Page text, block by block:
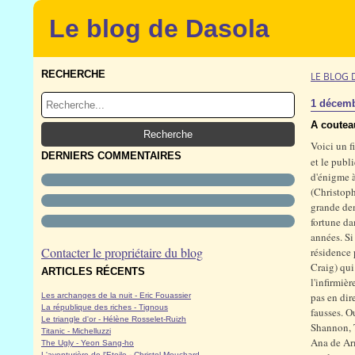
Le blog de Dasola
RECHERCHE
DERNIERS COMMENTAIRES
Contacter le propriétaire du blog
ARTICLES RÉCENTS
Les archanges de la nuit - Eric Fouassier
La république des riches - Tignous
Le triangle d'or - Hélène Rosselet-Ruizh
Titanic - Michelluzzi
The Ugly - Yeon Sang-ho
LE BLOG
1
A
Voici un
et le
d'énigme
grande
fortune
années.
Craig) qui
pas en
fausses.
Ana de